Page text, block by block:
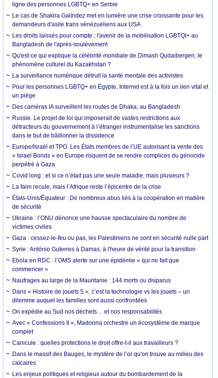
ligne des personnes LGBTQ+ en Serbie
Le cas de Shakira Galíndez met en lumière une crise croissante pour les
demandeurs d'asile trans vénézuéliens aux USA
Les droits laissés pour compte : l'avenir de la mobilisation LGBTQI+ au
Bangladesh de l'après-soulèvement
Qu'est-ce qui explique la célébrité mondiale de Dimash Qudaibergen, le
phénomène culturel du Kazakhstan ?
La surveillance numérique détruit la santé mentale des activistes
Pour les personnes LGBTQ+ en Égypte, Internet est à la fois un lien vital et
un piège
Des caméras IA surveillent les routes de Dhaka, au Bangladesh
Russie. Le projet de loi qui imposerait de vastes restrictions aux
détracteurs du gouvernement à l’étranger instrumentalise les sanctions
dans le but de bâillonner la dissidence
Europe/Israël et TPO. Les États membres de l’UE autorisant la vente des
« Israel Bonds » en Europe risquent de se rendre complices du génocide
perpétré à Gaza
Covid long : et si ce n’était pas une seule maladie, mais plusieurs ?
La faim recule, mais l’Afrique reste l’épicentre de la crise
États-Unis/Équateur : De nombreux abus liés à la coopération en matière
de sécurité
Ukraine : l’ONU dénonce une hausse spectaculaire du nombre de
victimes civiles
Gaza : cessez-le-feu ou pas, les Palestiniens ne sont en sécurité nulle part
Syrie : António Guterres à Damas, à l'heure de vérité pour la transition
Ebola en RDC : l’OMS alerte sur une épidémie « qui ne fait que
commencer »
Naufrages au large de la Mauritanie : 144 morts ou disparus
Dans « Histoire de jouets 5 », c’est la technologie vs les jouets – un
dilemme auquel les familles sont aussi confrontées
On expédie au Sud nos déchets… et nos responsabilités
Avec « Confessions II », Madonna orchestre un écosystème de marque
complet
Canicule : quelles protections le droit offre-t-il aux travailleurs ?
Dans le massif des Bauges, le mystère de l’or qu'on trouve au milieu des
calcaires
Les enjeux politiques et religieux autour du bombardement de la